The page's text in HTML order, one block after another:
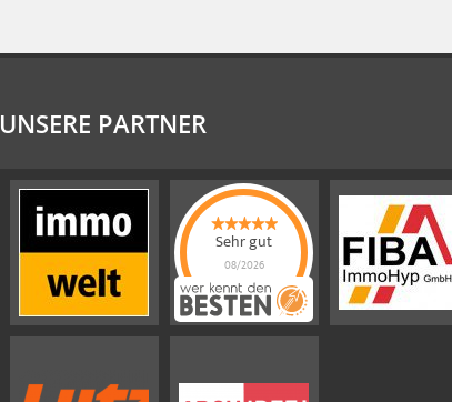
UNSERE PARTNER
Sehr gut
08/2026
Emslander
Immobilien GMBH
hat4.88von5
GMBHBewertungen